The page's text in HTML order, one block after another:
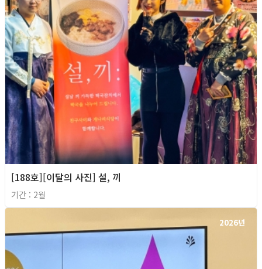
[188호][이달의 사진] 설, 끼
기간 : 2월
2026년